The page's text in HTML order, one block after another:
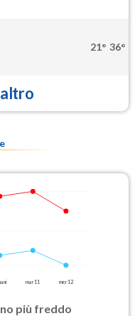
21° 36°
mar 11 mer 12
più freddo